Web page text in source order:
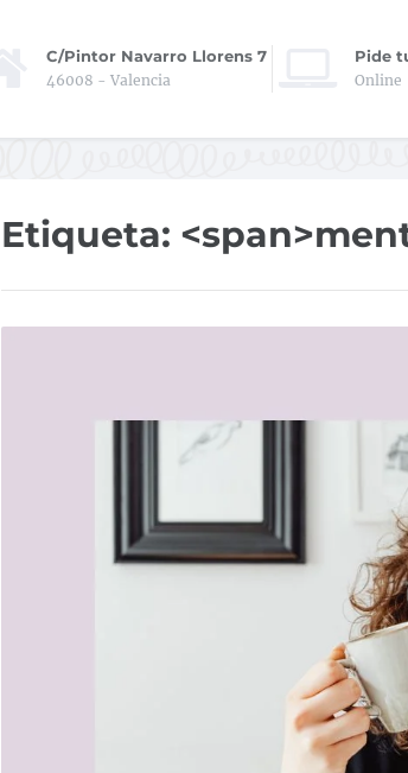
C/Pintor Navarro Llorens 7
46008 - Valencia
Pide
Online
Etiqueta: